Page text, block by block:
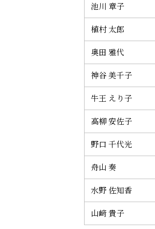
池川 章子
植村 太郎
奥田 雅代
神谷 美千子
牛王 えり子
高柳 安佐子
野口 千代光
舟山 奏
水野 佐知香
山﨑 貴子